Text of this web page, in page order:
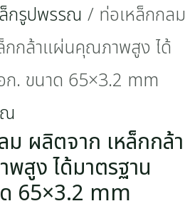
กรูปพรรณ / ท่อเหล็กกลม
กกล้าแผ่นคุณภาพสูง ได้
ก. ขนาด 65×3.2 mm
ม ผลิตจาก เหล็กกล้า
สูง ได้มาตรฐาน
65×3.2 mm